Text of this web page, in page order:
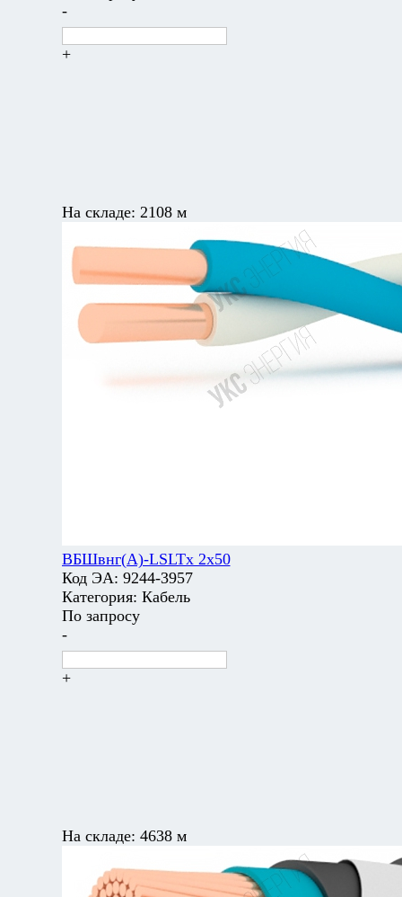
-
+
На складе: 2108 м
ВБШвнг(А)-LSLTx 2х50
Код ЭА: 9244-3957
Категория: Кабель
По запросу
-
+
На складе: 4638 м